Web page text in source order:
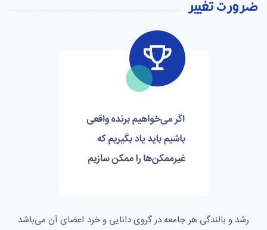
ضرورت تغییر
رشد و بالندگی هر جامعه در گروی دانایی و خرد اعضای آن می‌باشد